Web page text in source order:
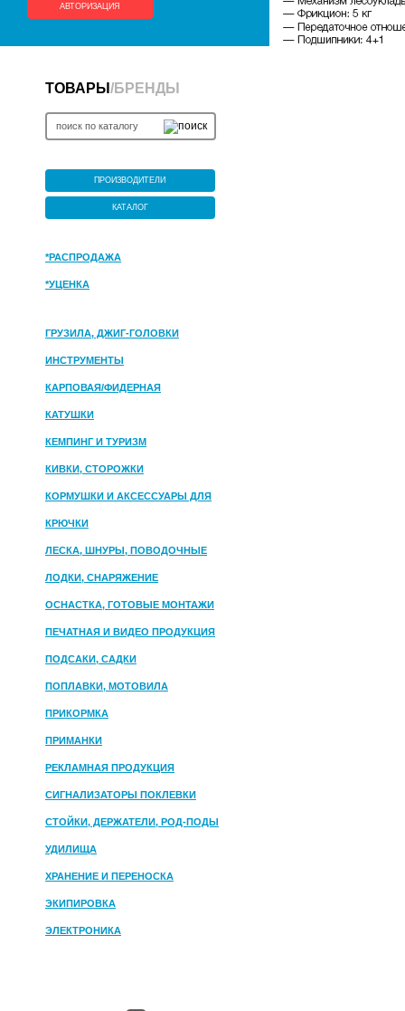
АВТОРИЗАЦИЯ
ТОВАРЫ /БРЕНДЫ
ПРОИЗВОДИТЕЛИ
КАТАЛОГ
*РАСПРОДАЖА
*УЦЕНКА
ГРУЗИЛА, ДЖИГ-ГОЛОВКИ
ИНСТРУМЕНТЫ
КАРПОВАЯ/ФИДЕРНАЯ
КАТУШКИ
КЕМПИНГ И ТУРИЗМ
КИВКИ, СТОРОЖКИ
КОРМУШКИ И АКСЕССУАРЫ ДЛЯ
ПРИКОРМКИ
КРЮЧКИ
ЛЕСКА, ШНУРЫ, ПОВОДОЧНЫЕ
МАТЕРИАЛЫ
ЛОДКИ, СНАРЯЖЕНИЕ
ОСНАСТКА, ГОТОВЫЕ МОНТАЖИ
ПЕЧАТНАЯ И ВИДЕО ПРОДУКЦИЯ
ПОДСАКИ, САДКИ
ПОПЛАВКИ, МОТОВИЛА
ПРИКОРМКА
ПРИМАНКИ
РЕКЛАМНАЯ ПРОДУКЦИЯ
СИГНАЛИЗАТОРЫ ПОКЛЕВКИ
СТОЙКИ, ДЕРЖАТЕЛИ, РОД-ПОДЫ
УДИЛИЩА
ХРАНЕНИЕ И ПЕРЕНОСКА
ЭКИПИРОВКА
ЭЛЕКТРОНИКА